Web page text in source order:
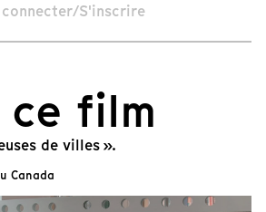
connecter/S'inscrire
film
de villes ».
Canada